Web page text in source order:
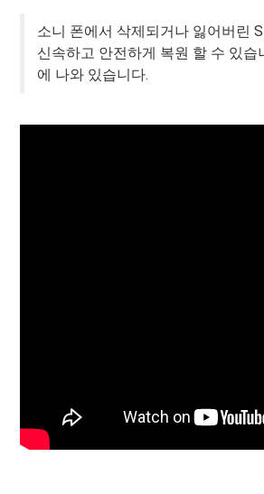
소니 폰에서 삭제되거나 잃어버린
신속하고 안전하게 복원 할 수 있습
에 나와 있습니다.